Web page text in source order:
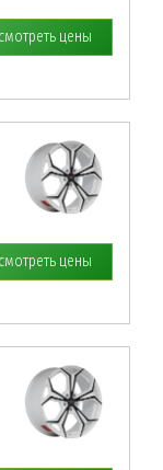
цены
цены